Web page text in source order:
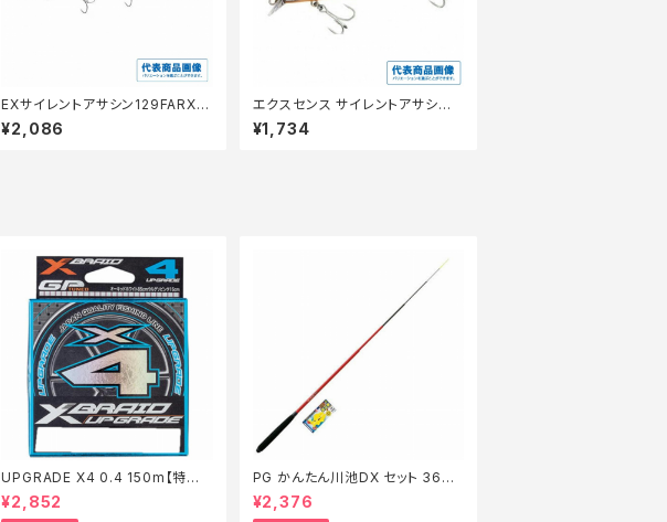
EXサイレントアサシン129FARXＭ
−129N
¥2,086
エクスセンス サイレントアサシン
ジェットブースト 80S ＸＭ−280
Ｎ 018
¥1,734
UPGRADE X4 0.4 150m【特価
仕掛】【20】
¥2,852
PG かんたん川池DX セット 360
【特価セット】【20】
¥2,376